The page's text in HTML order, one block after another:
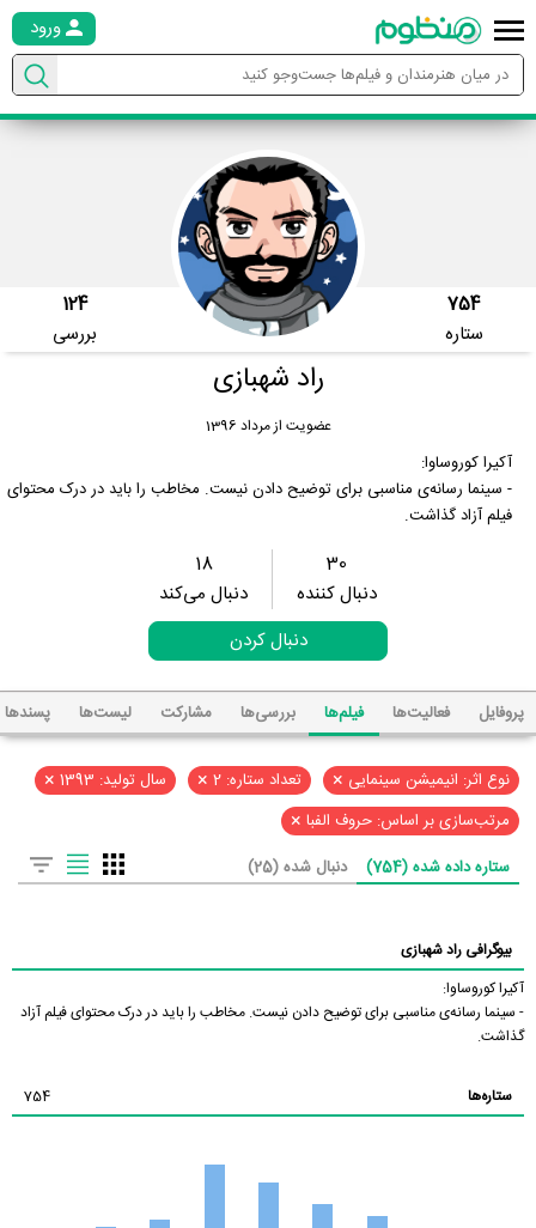
ورود
754
ستاره
124
بررسی
راد شهبازی
عضویت از مرداد 1396
آکیرا کوروساوا:
- سینما رسانه‌ی مناسبی برای توضیح دادن نیست. مخاطب را باید در درک محتوای
فیلم آزاد گذاشت.
30
دنبال کننده
18
دنبال می‌کند
دنبال کردن
پروفایل فعالیت‌ها فیلم‌ها بررسی‌ها مشارکت لیست‌ها پسند‌ها
نوع اثر: انیمیشن سینمایی × تعداد ستاره: 2 × سال تولید: 1393 ×
مرتب‌سازی بر اساس: حروف الفبا ×
ستاره داده شده (754) دنبال شده (25)
بیوگرافی راد شهبازی
آکیرا کوروساوا:
- سینما رسانه‌ی مناسبی برای توضیح دادن نیست. مخاطب را باید در درک محتوای فیلم آزاد
گذاشت.
ستاره‌ها 754